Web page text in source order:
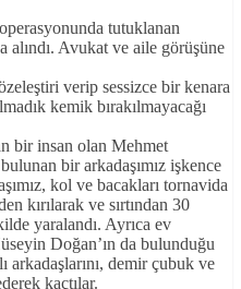
tutuklanan
alındı. Avukat ve aile görüşüne
verip sessizce bir kenara
kemik bırakılmayacağı
bir insan olan Mehmet
bir arkadaşımız işkence
kol ve bacakları tornavida
kırılarak ve sırtından 30
yaralandı. Ayrıca ev
Doğan’ın da bulunduğu
arkadaşlarını, demir çubuk ve
kaçtılar.